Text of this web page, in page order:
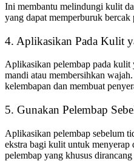
Ini membantu melindungi kulit
yang dapat memperburuk bercak
4. Aplikasikan Pada Kulit
Aplikasikan pelembap pada kulit
mandi atau membersihkan
kelembapan dan membuat
5. Gunakan Pelembap
Aplikasikan pelembap sebelum
ekstra bagi kulit untuk
pelembap yang khusus